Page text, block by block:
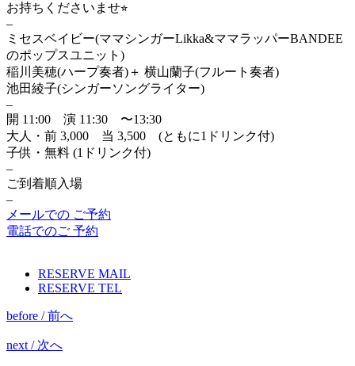
お持ちくださいませ⭐︎
–
ミセスベイビー(ママシンガーLikka&ママラッパーBANDEE
のポップスユニット)
稲川美穂(ハープ奏者)＋ 横山蘭子(フルート奏者)
池田綾子(シンガーソングライター)
–
開 11:00 演 11:30 〜13:30
大人・前 3,000 当 3,500 (ともに1ドリンク付)
子供・無料 (1ドリンク付)
–
ご到着順入場
–
メールでの ご予約
電話でのご 予約
RESERVE MAIL
RESERVE TEL
before / 前へ
next / 次へ